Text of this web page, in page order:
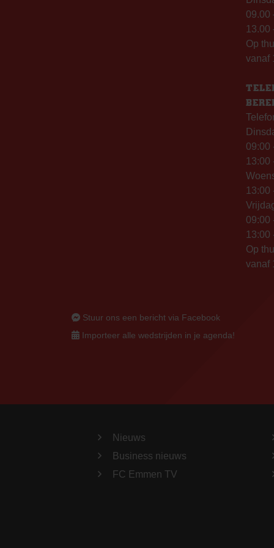
09.00
13.00
Op
vanaf
09:00
13:00
13:00
09:00
13:00
Op
vanaf
Stuur ons een bericht via Facebook
Importeer alle wedstrijden in je agenda!
Nieuws
Business nieuws
FC Emmen TV